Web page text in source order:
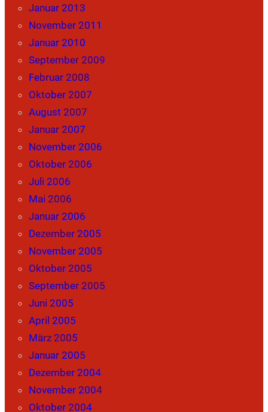
Januar 2013
November 2011
Januar 2010
September 2009
Februar 2008
Oktober 2007
August 2007
Januar 2007
November 2006
Oktober 2006
Juli 2006
Mai 2006
Januar 2006
Dezember 2005
November 2005
Oktober 2005
September 2005
Juni 2005
April 2005
März 2005
Januar 2005
Dezember 2004
November 2004
Oktober 2004